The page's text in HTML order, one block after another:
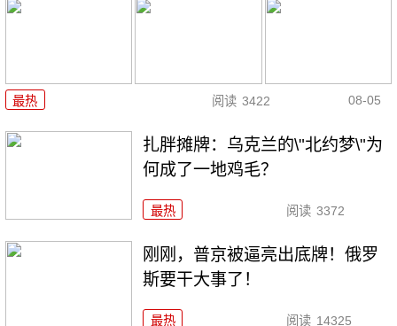
最热 阅读 3422 08-05
扎胖摊牌：乌克兰的\"北约梦\"为
何成了一地鸡毛？
最热 阅读 3372
刚刚，普京被逼亮出底牌！俄罗
斯要干大事了！
最热 阅读 14325